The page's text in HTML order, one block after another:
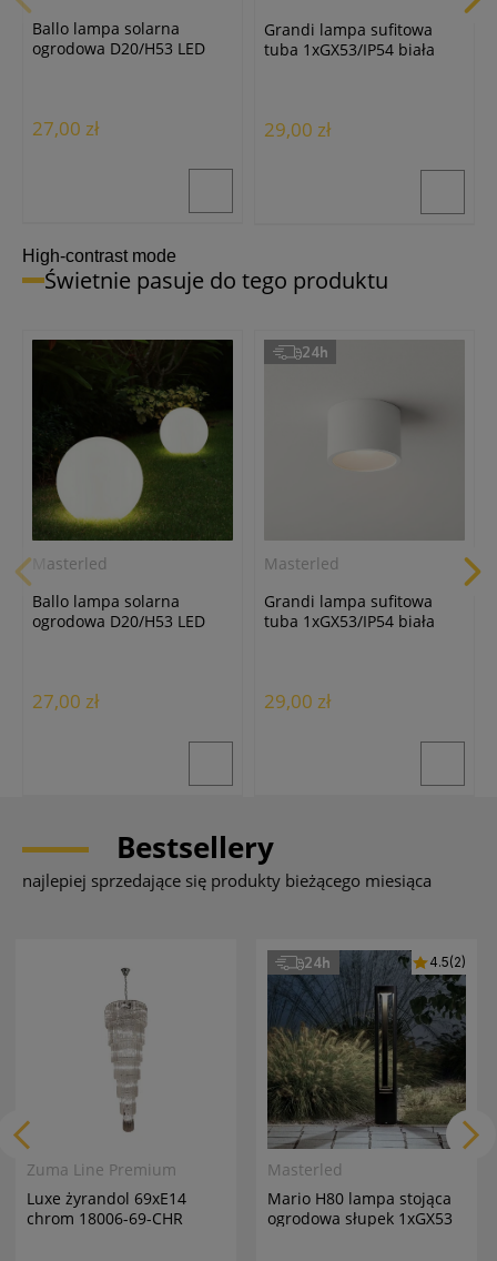
Żarówka LED ST64 clear
E27/6W/2700K ciepła biała
12,50 zł
Ballo lampa solarna
ogrodowa D20/H53 LED
27,00 zł
Grandi lampa sufitowa
tuba 1xGX53/IP54 biała
29,00 zł
High-contrast mode
Świetnie pasuje do tego produktu
Masterled
Ballo lampa solarna
ogrodowa D20/H53 LED
27,00 zł
Masterled
Grandi lampa sufitowa
tuba 1xGX53/IP54 biała
29,00 zł
24h
Bestsellery
najlepiej sprzedające się produkty bieżącego miesiąca
Zuma Line Premium
Luxe żyrandol 69xE14
chrom 18006-69-CHR
24h
Masterled
Mario H80 lampa stojąca
ogrodowa słupek 1xGX53
4.5(2)